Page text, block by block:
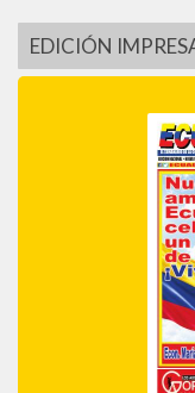
EDICIÓN